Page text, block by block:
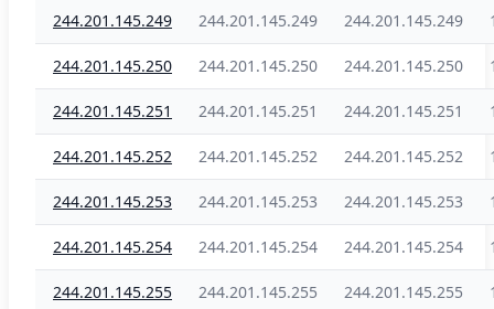
244.201.145.249 244.201.145.249 244.201.145.249
244.201.145.250 244.201.145.250 244.201.145.250
244.201.145.251 244.201.145.251 244.201.145.251
244.201.145.252 244.201.145.252 244.201.145.252
244.201.145.253 244.201.145.253 244.201.145.253
244.201.145.254 244.201.145.254 244.201.145.254
244.201.145.255 244.201.145.255 244.201.145.255